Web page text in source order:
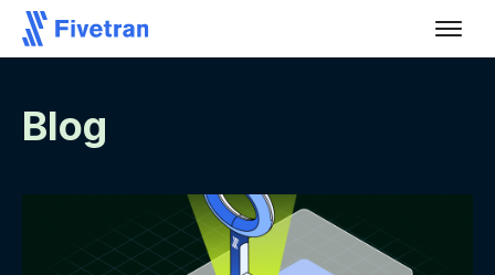
Blog